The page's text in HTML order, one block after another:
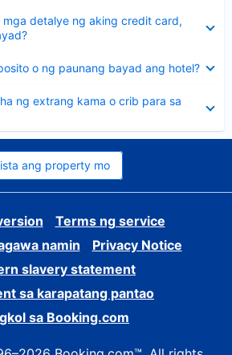
mga detalye ng aking credit card,
o ng paunang bayad ang hotel?
ng extrang kama o crib para sa
ang property mo
Terms ng service
namin
Privacy Notice
slavery statement
sa karapatang pantao
sa Booking.com